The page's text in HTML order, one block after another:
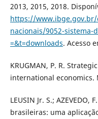
2013, 2015, 2018.
https://
nacionais/9052-sistema-
=&t=downloads. Acesso
KRUGMAN, P. R.
international economics.
LEUSIN Jr. S.;
brasileiras: uma